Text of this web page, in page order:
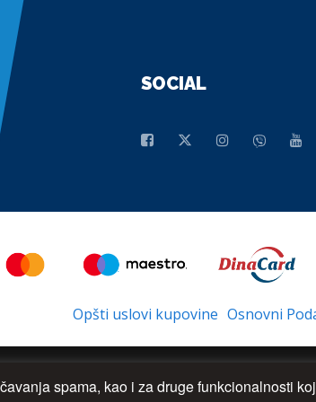
SOCIAL
Opšti uslovi kupovine Osnovni
spama, kao i za druge funkcionalnosti